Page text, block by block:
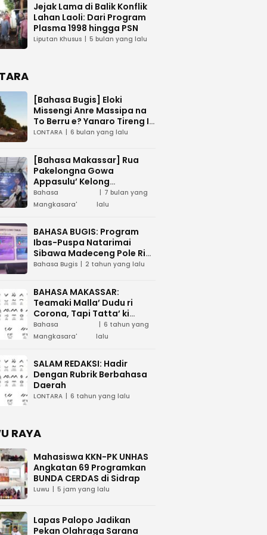
Jejak Lama di Balik Konflik
Lahan Laoli: Dari Program
Plasma 1998 hingga PSN
Liputan Khusus 5 bulan yang lalu
[Bahasa Bugis] ‎Eloki
Missengi Anre Massipa na
To Berru e? Yanaro Tireng I
Tunue
LONTARA 6 bulan yang lalu
[Bahasa Makassar] Rua
Pakelongna Gowa
Appasulu’ Kelong
Mangkasara’ “Teai Jodota”
na “Tepo’ Jarung”
Bahasa
Mangkasara'
7 bulan yang
lalu
BAHASA BUGIS: Program
Ibas-Puspa Natarimai
Sibawa Madeceng Pole Ri
Tau Maega e Ri Luwu Timur
Bahasa Bugis 2 tahun yang lalu
BAHASA MAKASSAR:
Teamaki Malla’ Dudu ri
Corona, Tapi Tatta’ ki
Waspada
Bahasa
Mangkasara'
6 tahun yang
lalu
SALAM REDAKSI: Hadir
Dengan Rubrik Berbahasa
Daerah
LONTARA 6 tahun yang lalu
RAYA
Mahasiswa KKN-PK UNHAS
Angkatan 69 Programkan
BUNDA CERDAS di Sidrap
Luwu 5 jam yang lalu
Lapas Palopo Jadikan
Pekan Olahraga Sarana